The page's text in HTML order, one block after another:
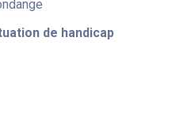
de handicap